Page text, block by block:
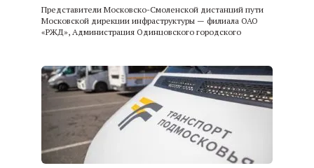
Представители Московско-Смоленской дистанций пути
Московской дирекции инфраструктуры — филиала ОАО
«РЖД», Администрация Одинцовского городского